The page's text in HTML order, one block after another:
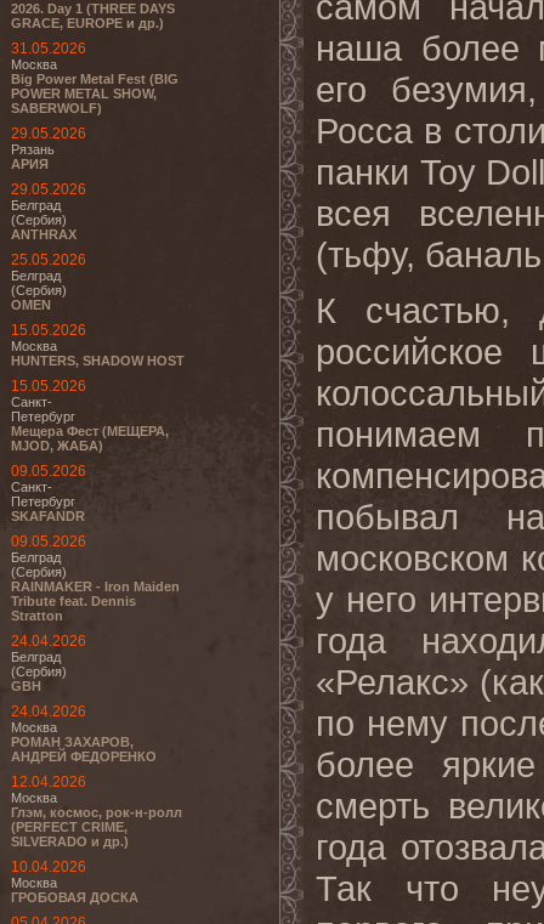
2026. Day 1 (THREE DAYS
GRACE, EUROPE и др.)
31.05.2026
Москва
Big Power Metal Fest (BIG
POWER METAL SHOW,
SABERWOLF)
29.05.2026
Рязань
АРИЯ
29.05.2026
Белград
(Сербия)
ANTHRAX
25.05.2026
Белград
(Сербия)
OMEN
15.05.2026
Москва
HUNTERS, SHADOW HOST
15.05.2026
Санкт-
Петербург
Мещера Фест (МЕЩЕРА,
MJOD, ЖАБА)
09.05.2026
Санкт-
Петербург
SKAFANDR
09.05.2026
Белград
(Сербия)
RAINMAKER - Iron Maiden
Tribute feat. Dennis
Stratton
24.04.2026
Белград
(Сербия)
GBH
24.04.2026
Москва
РОМАН ЗАХАРОВ,
АНДРЕЙ ФЕДОРЕНКО
12.04.2026
Москва
Глэм, космос, рок-н-ролл
(PERFECT CRIME,
SILVERADO и др.)
10.04.2026
Москва
ГРОБОВАЯ ДОСКА
наша более
его
Росса в
панки Toy
всея
(тьфу,
К счастью,
российское
понимаем
побывал
московском
у него
года
«Релакс»
по нему
более
смерть
года
Так что